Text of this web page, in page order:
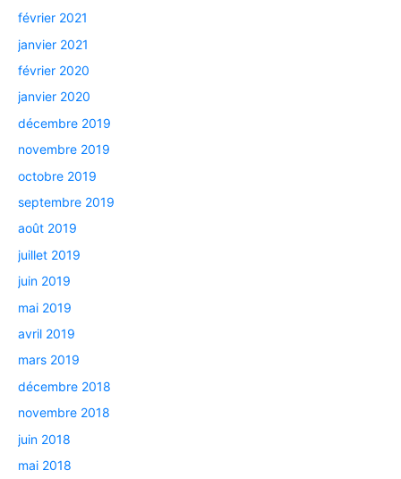
février 2021
janvier 2021
février 2020
janvier 2020
décembre 2019
novembre 2019
octobre 2019
septembre 2019
août 2019
juillet 2019
juin 2019
mai 2019
avril 2019
mars 2019
décembre 2018
novembre 2018
juin 2018
mai 2018